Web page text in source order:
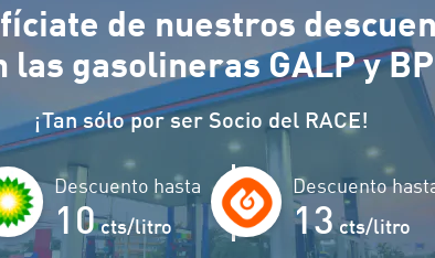
las cámaras de
conocer el estado de las carreteras y
Carretera
de nuestros
las gasolineras GALP y BP
¡Tan sólo por ser Socio del RACE!
Descuento hasta
10cts/litro
Descuento
13cts/litro